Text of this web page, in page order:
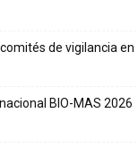
de vigilancia en
BIO-MAS 2026